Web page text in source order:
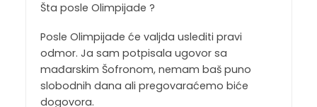
Šta posle Olimpijade ?
Posle Olimpijade će valjda uslediti pravi
odmor. Ja sam potpisala ugovor sa
mađarskim Šofronom, nemam baš puno
slobodnih dana ali pregovaraćemo biće
dogovora.